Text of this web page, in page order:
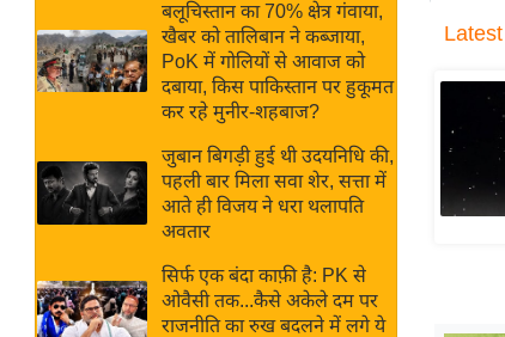
Breaking
News in
Hindi
News
Hindi
Videos
उद्योग
जगत
बजट
खेल
IPL
2026
बलूचिस्तान का 70% क्षेत्र गंवाया,
खैबर को तालिबान ने कब्जाया,
PoK में गोलियों से आवाज को
दबाया, किस पाकिस्तान पर हुकूमत
कर रहे मुनीर-शहबाज?
जुबान बिगड़ी हुई थी उदयनिधि की,
पहली बार मिला सवा शेर, सत्ता में
आते ही विजय ने धरा थलापति
अवतार
सिर्फ एक बंदा काफ़ी है: PK से
ओवैसी तक...कैसे अकेले दम पर
राजनीति का रुख बदलने में लगे ये
Latest